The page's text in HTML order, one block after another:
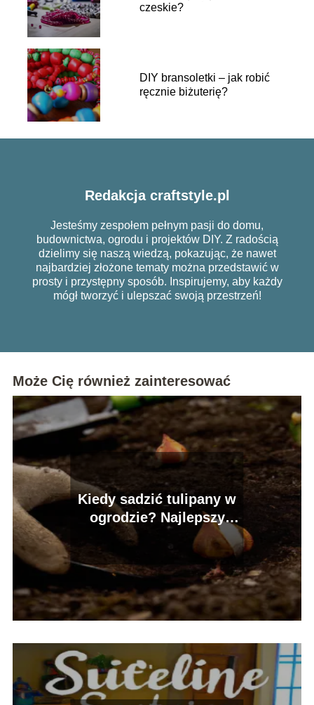
czeskie?
DIY bransoletki – jak robić
ręcznie biżuterię?
Redakcja craftstyle.pl
Jesteśmy zespołem pełnym pasji do domu,
budownictwa, ogrodu i projektów DIY. Z radością
dzielimy się naszą wiedzą, pokazując, że nawet
najbardziej złożone tematy można przedstawić w
prosty i przystępny sposób. Inspirujemy, aby każdy
mógł tworzyć i ulepszać swoją przestrzeń!
Może Cię również zainteresować
Kiedy sadzić tulipany w
ogrodzie? Najlepszy
termin!